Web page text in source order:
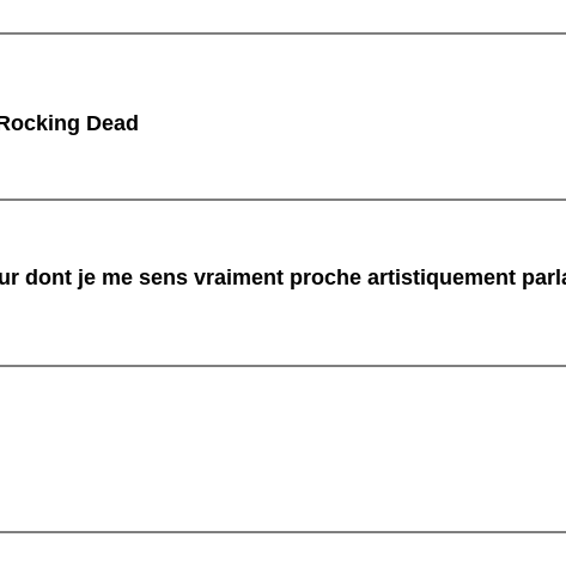
Dead
dont je me sens vraiment proche artistiquement